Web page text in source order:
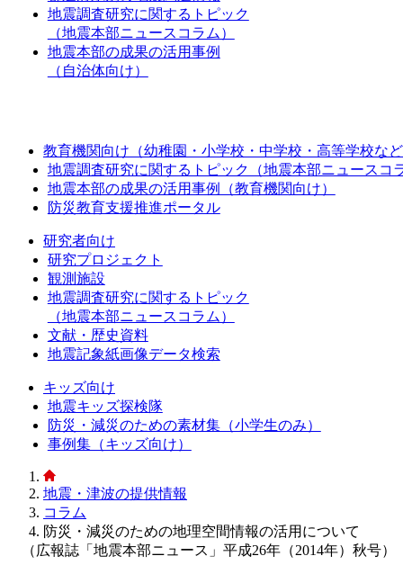
地震調査研究に関するトピック
（地震本部ニュースコラム）
地震本部の成果の活用事例
（自治体向け）
教育機関向け（幼稚園・小学校・中学校・高等学校な
地震調査研究に関するトピック（地震本部ニュースコ
地震本部の成果の活用事例（教育機関向け）
防災教育支援推進ポータル
研究者向け
研究プロジェクト
観測施設
地震調査研究に関するトピック
（地震本部ニュースコラム）
文献・歴史資料
地震記象紙画像データ検索
キッズ向け
地震キッズ探検隊
防災・減災のための素材集（小学生のみ）
事例集（キッズ向け）
地震・津波の提供情報
コラム
防災・減災のための地理空間情報の活用について
（広報誌「地震本部ニュース」平成26年（2014年）秋号）